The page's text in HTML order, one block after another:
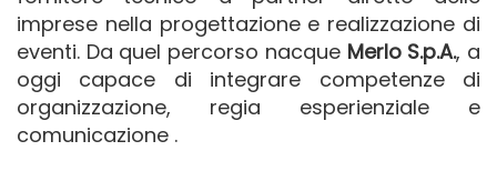
imprese nella progettazione e realizzazione di
eventi. Da quel percorso nacque Merlo S.p.A., a
oggi capace di integrare competenze di
organizzazione, regia esperienziale e
comunicazione .